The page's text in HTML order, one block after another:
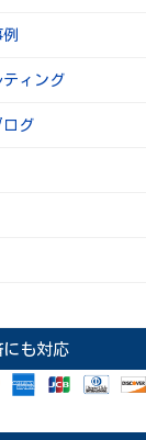
ィング
ログ
も対応